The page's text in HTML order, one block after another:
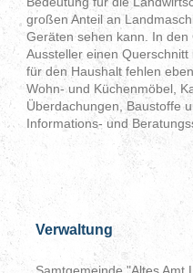
großen Anteil an
Geräten sehen kann. In
Aussteller einen
für den Haushalt fehlen
Wohn- und Küchenmöbel,
Überdachungen, Baustoffe
Informations- und
Verwaltung
Samtgemeinde "Altes Amt